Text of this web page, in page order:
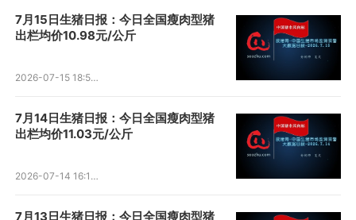
7月15日生猪日报：今日全国瘦肉型猪
出栏均价10.98元/公斤
2026-07-15 18:58:44
7月14日生猪日报：今日全国瘦肉型猪
出栏均价11.03元/公斤
2026-07-14 16:12:57
7月13日生猪日报：今日全国瘦肉型猪